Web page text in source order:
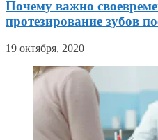
Почему важно
протезирование зубов
19 октября, 2020